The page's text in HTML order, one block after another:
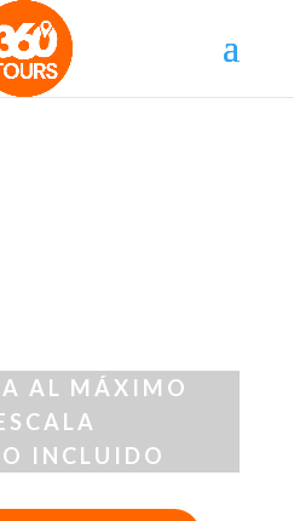
AL MÁXIMO
INCLUIDO